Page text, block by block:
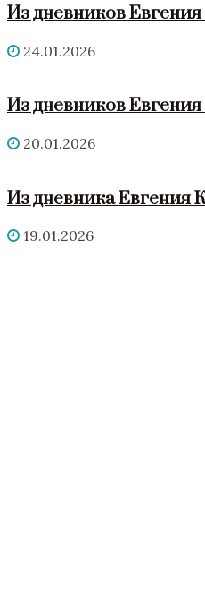
Из дневников
24.01.2026
Из дневников
20.01.2026
Из дневника Евгения
19.01.2026